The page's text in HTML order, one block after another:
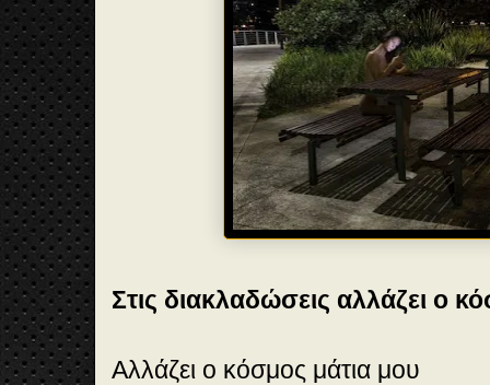
Στις διακλαδώσεις αλλάζει ο
Αλλάζει ο κόσμος μάτια μου